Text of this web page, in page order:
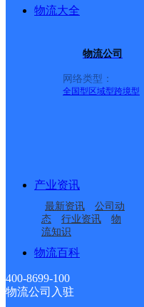
物流大全
物流公司
网络类型：
全国型 区域型跨境型
产业资讯
最新资讯
公司动
态
行业资讯
物
流知识
物流百科
400-8699-100
物流公司入驻
塔城市